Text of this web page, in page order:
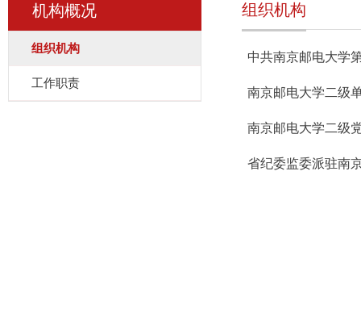
机构概况
组织机构
工作职责
组织机构
中共南京邮电大学
南京邮电大学二级
南京邮电大学二级
省纪委监委派驻南